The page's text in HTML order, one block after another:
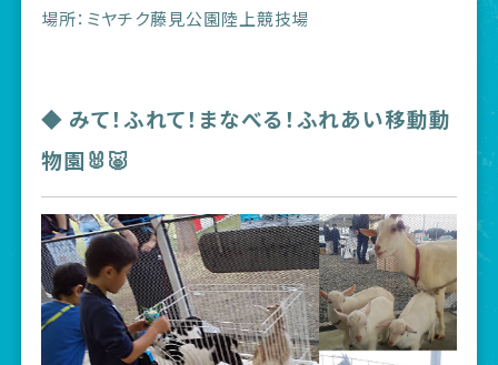
場所：ミヤチク藤見公園陸上競技場
◆ みて！ふれて！まなべる！ふれあい移動動
物園🐰🐷